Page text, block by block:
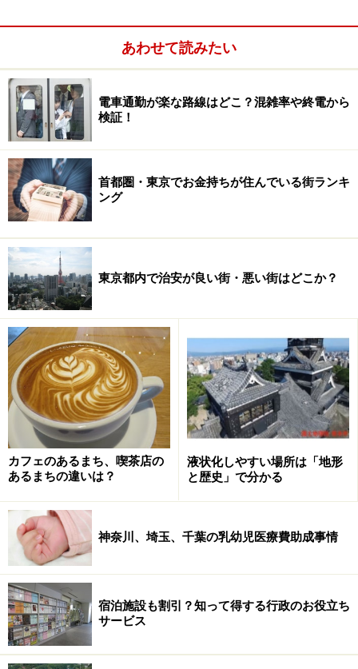
い。
神奈川県：小学生は入院、通院とも助成、
中学生は入院のみに
神奈川県では義務教育就学前、後で助成の内容が異なる
2010年時点には未就学児は通院、入院まで助成、小学
神奈川県の小児医療費助成だったが、その後、助成期間
が延び、2017年時点では
・小学生（＊）までは通院、入院ともに助成
・中学生または中等教育学校の前期課程（＊）まで入院
の助成
・所得制限、一時負担金は自治体ごとに異なる
あわせて読みたい
電車通勤が楽な路線はどこ？混雑率や終電から
検証！
首都圏・東京でお金持ちが住んでいる街ランキ
ング
東京都内で治安が良い街・悪い街はどこか？
カフェのあるまち、喫茶店の
あるまちの違いは？
液状化しやすい場所は「地形
と歴史」で分かる
神奈川、埼玉、千葉の乳幼児医療費助成事情
宿泊施設も割引？知って得する行政のお役立ち
サービス